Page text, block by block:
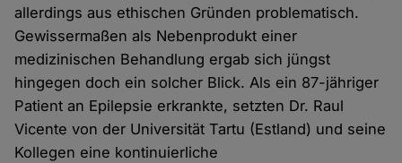
allerdings aus ethischen Gründen problematisch.
Gewissermaßen als Nebenprodukt einer
medizinischen Behandlung ergab sich jüngst
hingegen doch ein solcher Blick. Als ein 87-jähriger
Patient an Epilepsie erkrankte, setzten Dr. Raul
Vicente von der Universität Tartu (Estland) und seine
Kollegen eine kontinuierliche